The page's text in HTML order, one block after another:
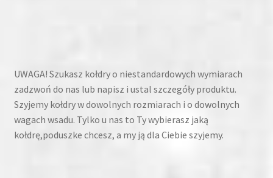
UWAGA! Szukasz kołdry o niestandardowych wymiarach
zadzwoń do nas lub napisz i ustal szczegóły produktu.
Szyjemy kołdry w dowolnych rozmiarach i o dowolnych
wagach wsadu. Tylko u nas to Ty wybierasz jaką
kołdrę,poduszke chcesz, a my ją dla Ciebie szyjemy.